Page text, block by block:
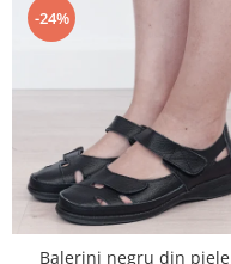
-24%
Balerini negru din piele